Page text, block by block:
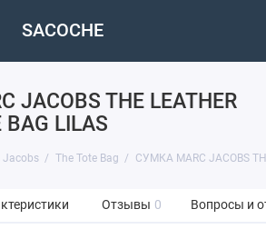
SACOCHE
JACOBS THE LEATHER
BAG LILAS
Jacobs The Tote Bag СУМКА MARC JACOBS
Отзывы 0 Вопросы и